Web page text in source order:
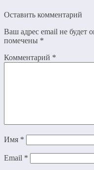
Оставить комментарий
Ваш адрес email не будет
помечены *
Комментарий *
Имя *
Email *